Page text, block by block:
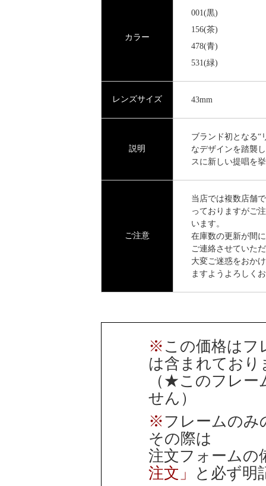
カラー
001(黒)
156(茶)
478(青)
531(緑)
レンズサイズ 43mm
説明
ブランド初となる“
なデザインを踏襲
スに新しい提唱を
ご注意
当店では複数店舗
っておりますがご
います。
在庫数の更新が間
ご連絡させていた
大変ご迷惑をおか
ますようよろしく
※ この価格はフ
は含まれており
（★このフレー
せん）
※フレームのみ
その際は
注文フォームの
注文」
と必ず明